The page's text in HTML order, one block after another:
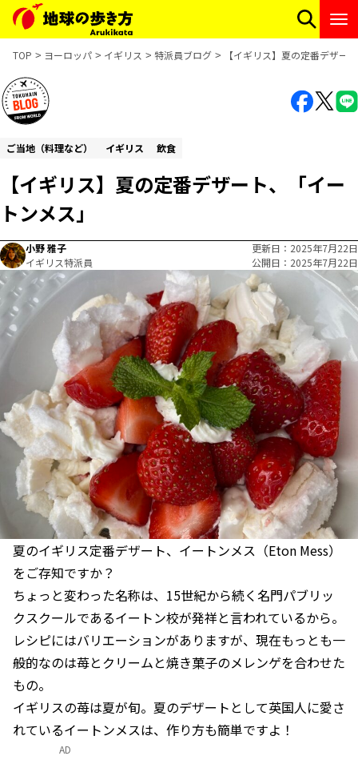
TOP ヨーロッパ イギリス 特派員ブログ 【イギリス】夏の定番デザー
ご当地（料理など） イギリス 飲食
【イギリス】夏の定番デザート、「イー
トンメス」
小野 雅子
イギリス特派員
更新日
2025年7月22日
公開日
2025年7月22日
夏のイギリス定番デザート、イートンメス（Eton Mess）
をご存知ですか？
ちょっと変わった名称は、15世紀から続く名門パブリッ
クスクールであるイートン校が発祥と言われているから。
レシピにはバリエーションがありますが、現在もっとも一
般的なのは苺とクリームと焼き菓子のメレンゲを合わせた
もの。
イギリスの苺は夏が旬。夏のデザートとして英国人に愛さ
れているイートンメスは、作り方も簡単ですよ！
AD